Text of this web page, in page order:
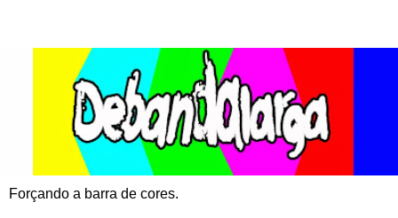
Forçando a barra de cores.